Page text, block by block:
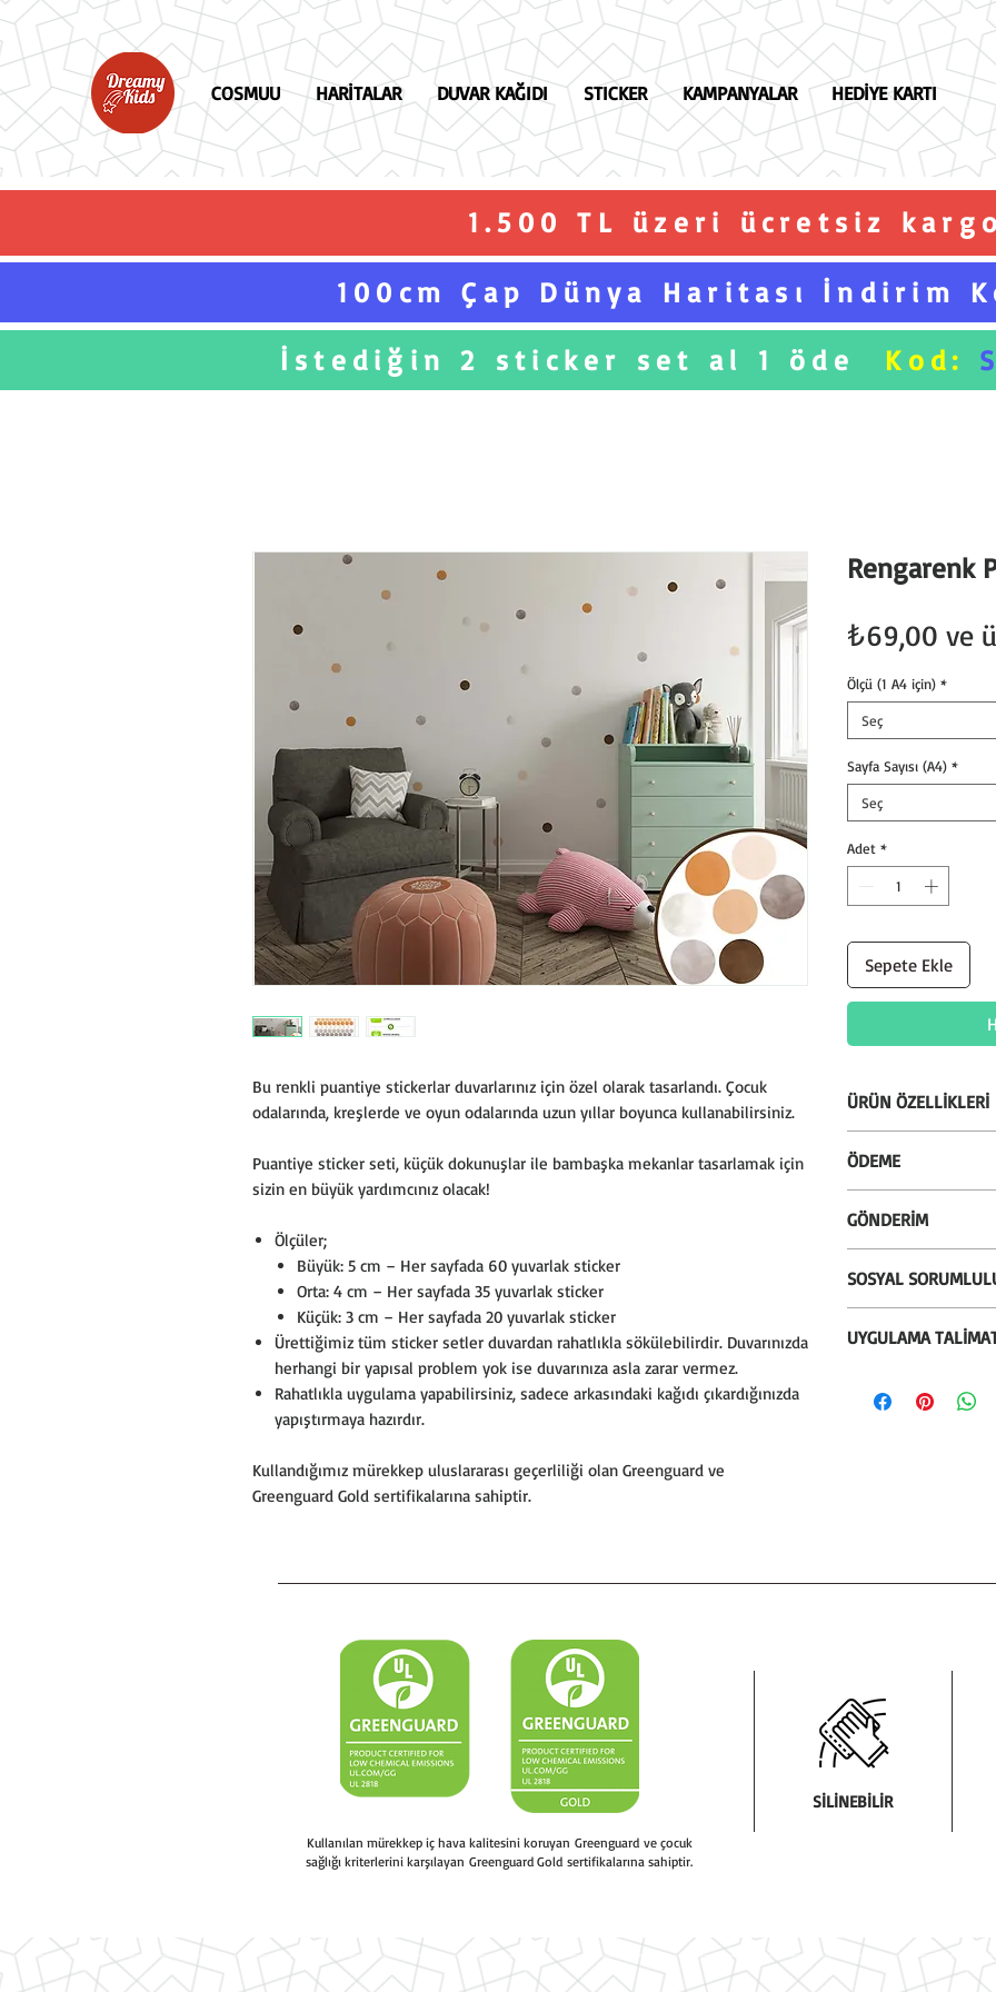
COSMUU HARİTALAR DUVAR KAĞIDI STICKER KAMPANYALAR HEDİYE KARTI
1.500 TL üzeri ücretsiz kargo
100cm Çap Dünya Haritası İndirim
İstediğin 2 sticker set al 1 öde Kod:
Bu renkli puantiye stickerlar duvarlarınız için özel olarak tasarlandı. Çocuk
odalarında, kreşlerde ve oyun odalarında uzun yıllar boyunca kullanabilirsiniz.
Puantiye sticker seti, küçük dokunuşlar ile bambaşka mekanlar tasarlamak için
sizin en büyük yardımcınız olacak!
Ölçüler;
Büyük: 5 cm – Her sayfada 60 yuvarlak sticker
Orta: 4 cm – Her sayfada 35 yuvarlak sticker
Küçük: 3 cm – Her sayfada 20 yuvarlak sticker
Ürettiğimiz tüm sticker setler duvardan rahatlıkla sökülebilirdir. Duvarınızda
herhangi bir yapısal problem yok ise duvarınıza asla zarar vermez.
Rahatlıkla uygulama yapabilirsiniz, sadece arkasındaki kağıdı çıkardığınızda
yapıştırmaya hazırdır.
Kullandığımız mürekkep uluslararası geçerliliği olan Greenguard ve
Greenguard Gold sertifikalarına sahiptir.
Rengarenk
₺69,00 ve
Ölçü (1 A4 için) *
Seç
Sayfa Sayısı (A4) *
Seç
Adet *
Sepete Ekle
ÜRÜN ÖZELLİKLERİ
silinebilir.
* Almanya'dan
kullanılmaktadır.
* İstenildiği zaman
* Kullanılan
Greenguard ve
Greenguard Gold
ÖDEME
seçeneği ile
* Kredi kartına 12
bankanızın vade
* Ödeme
sağlanmaktadır.
sahteciliğe karşı
birlikte sahip
GÖNDERİM
100 TL altındaki
alınır.
* Ürün, kırılmaz
SOSYAL
%3'ünü sosyal
kaplıyoruz.
UYGULAMA
temizlenmeli, toz,
* Uygulama
baloncuğu
* Malzemenin
kenarlarda
* Malzemenin
uygulama
teması
SİLİNEBİLİR
Kullanılan mürekkep iç hava kalitesini koruyan Greenguard ve çocuk
sağlığı kriterlerini karşılayan Greenguard Gold sertifikalarına sahiptir.